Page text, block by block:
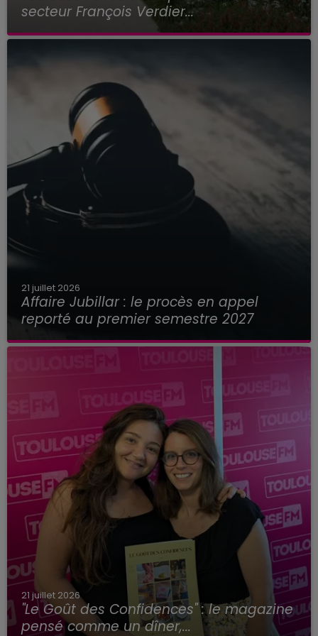
secteur François Verdier...
21 juillet 2026
Affaire Jubillar : le procès en appel
reporté au premier semestre 2027
21 juillet 2026
"Le Goût des Confidences" : le magazine
pensé comme un dîner,...